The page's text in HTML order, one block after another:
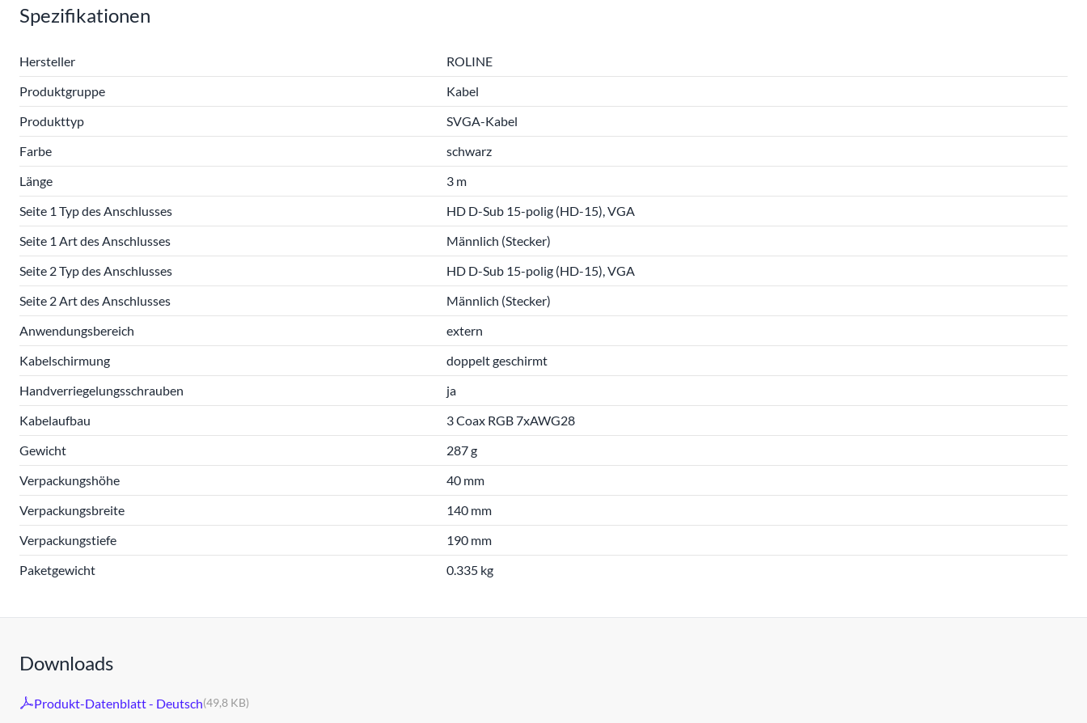
Spezifikationen
Hersteller
ROLINE
Produktgruppe
Kabel
Produkttyp
SVGA-Kabel
Farbe
schwarz
Länge
3 m
Seite 1 Typ des Anschlusses
HD D-Sub 15-polig (HD-15), VGA
Seite 1 Art des Anschlusses
Männlich (Stecker)
Seite 2 Typ des Anschlusses
HD D-Sub 15-polig (HD-15), VGA
Seite 2 Art des Anschlusses
Männlich (Stecker)
Anwendungsbereich
extern
Kabelschirmung
doppelt geschirmt
Handverriegelungsschrauben
ja
Kabelaufbau
3 Coax RGB 7xAWG28
Gewicht
287 g
Verpackungshöhe
40 mm
Verpackungsbreite
140 mm
Verpackungstiefe
190 mm
Paketgewicht
0.335 kg
Downloads
Produkt-Datenblatt - Deutsch(49,8 KB)